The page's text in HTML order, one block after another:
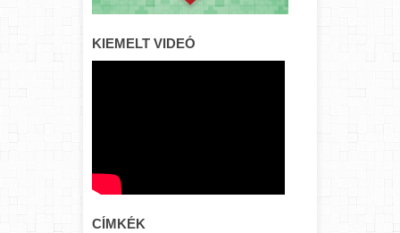
KIEMELT VIDEÓ
CÍMKÉK